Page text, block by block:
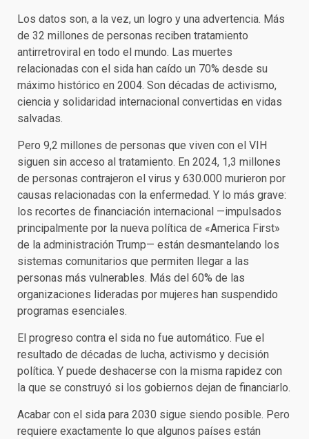
Los datos son, a la vez, un logro y una advertencia. Más
de 32 millones de personas reciben tratamiento
antirretroviral en todo el mundo. Las muertes
relacionadas con el sida han caído un 70% desde su
máximo histórico en 2004. Son décadas de activismo,
ciencia y solidaridad internacional convertidas en vidas
salvadas.
Pero 9,2 millones de personas que viven con el VIH
siguen sin acceso al tratamiento. En 2024, 1,3 millones
de personas contrajeron el virus y 630.000 murieron por
causas relacionadas con la enfermedad. Y lo más grave:
los recortes de financiación internacional —impulsados
principalmente por la nueva política de «America First»
de la administración Trump— están desmantelando los
sistemas comunitarios que permiten llegar a las
personas más vulnerables. Más del 60% de las
organizaciones lideradas por mujeres han suspendido
programas esenciales.
El progreso contra el sida no fue automático. Fue el
resultado de décadas de lucha, activismo y decisión
política. Y puede deshacerse con la misma rapidez con
la que se construyó si los gobiernos dejan de financiarlo.
Acabar con el sida para 2030 sigue siendo posible. Pero
requiere exactamente lo que algunos países están